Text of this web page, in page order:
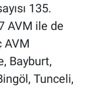
135.
AVM ile de
AVM
Bayburt,
Tunceli,